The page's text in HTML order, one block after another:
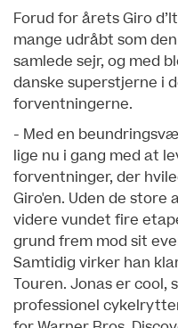
Forud for årets Giro
mange udråbt som
samlede sejr, og med
danske superstjerne i
forventningerne.
- Med en
lige nu i gang med at
forventninger, der
Giro'en. Uden de
videre vundet fire
grund frem mod sit
Samtidig virker han
Touren. Jonas er
professionel